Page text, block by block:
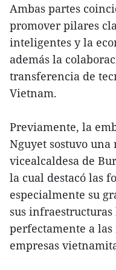
Ambas partes
promover pilares
inteligentes y la
además la
transferencia de
Vietnam.
Previamente, la
Nguyet sostuvo
vicealcaldesa de
la cual destacó las
especialmente su
sus
perfectamente a las
empresas